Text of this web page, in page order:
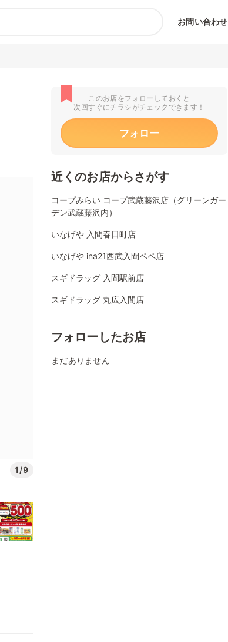
お問い合わせ
1/9
このお店をフォローしておくと
次回すぐにチラシがチェックできます！
フォロー
近くのお店からさがす
コープみらい コープ武蔵藤沢店（グリーンガー
デン武蔵藤沢内）
いなげや 入間春日町店
いなげや ina21西武入間ペペ店
スギドラッグ 入間駅前店
スギドラッグ 丸広入間店
フォローしたお店
まだありません